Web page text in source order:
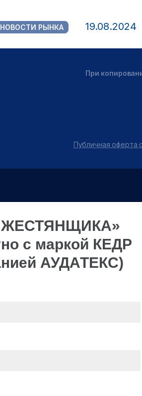
НОВОСТИ РЫНКА 19.08.2024
При
Публичная оферта